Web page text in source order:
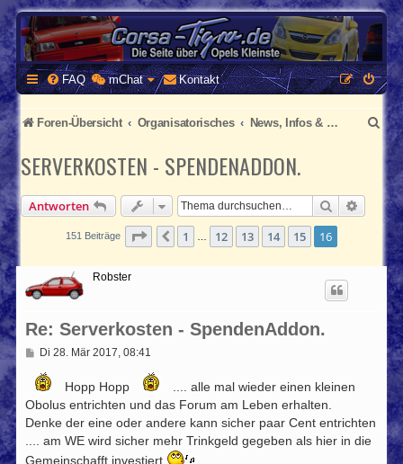
CORSA-TIGRA.DE
Homepage und Forum rund um Opel Corsa und Tigra
FAQ mChat Kontakt
Foren-Übersicht Organisatorisches News, Infos & Ankündigungen
S
u
h
SERVERKOSTEN - SPENDENADDON.
Antworten Suche
151 Beiträge Seite 16 von 16
Vorherige
1 12 13 14 15 16
Robster
Re: Serverkosten - SpendenAddon.
B
i
t
r
g
Di 28. Mär 2017, 08:41
Hopp Hopp
.... alle mal wieder einen kleinen
Obolus entrichten und das Forum am Leben erhalten.
Denke der eine oder andere kann sicher paar Cent entrichten
.... am WE wird sicher mehr Trinkgeld gegeben als hier in die
Gemeinschafft investiert